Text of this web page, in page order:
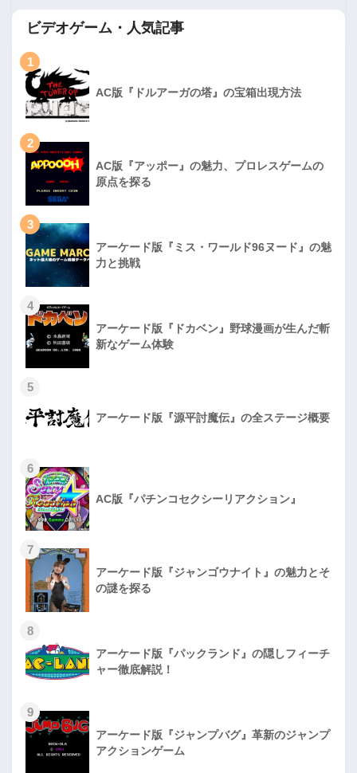
ビデオゲーム・人気記事
1
AC版『ドルアーガの塔』の宝箱出現方法
2
AC版『アッポー』の魅力、プロレスゲームの
原点を探る
3
アーケード版『ミス・ワールド96ヌード』の魅
力と挑戦
4
アーケード版『ドカベン』野球漫画が生んだ斬
新なゲーム体験
5
アーケード版『源平討魔伝』の全ステージ概要
6
AC版『パチンコセクシーリアクション』
7
アーケード版『ジャンゴウナイト』の魅力とそ
の謎を探る
8
アーケード版『パックランド』の隠しフィーチ
ャー徹底解説！
9
アーケード版『ジャンプバグ』革新のジャンプ
アクションゲーム